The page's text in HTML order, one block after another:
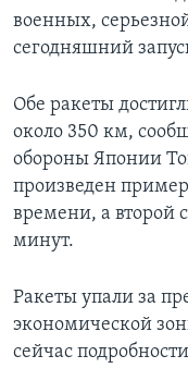
военных,
сегодняшний
Обе ракеты
около 350 км,
обороны Японии
произведен
времени, а второй
минут.
Ракеты упали за
экономической
сейчас